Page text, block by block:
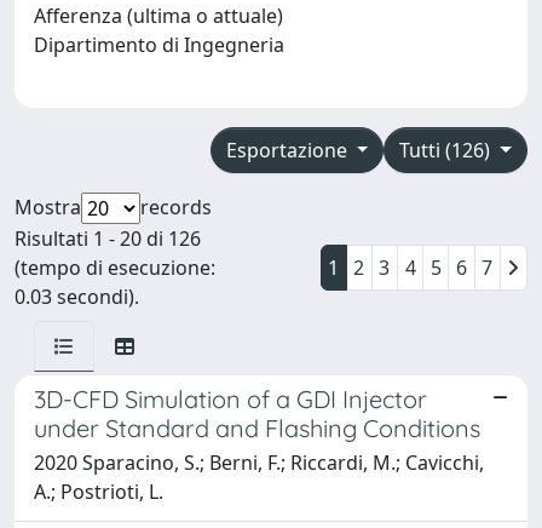
Afferenza (ultima o attuale)
Dipartimento di Ingegneria
Tutti (126)
Esportazione
Mostra
records
Risultati 1 - 20 di 126
(tempo di esecuzione:
0.03 secondi).
1 2 3 4 5 6 7
3D-CFD Simulation of a GDI Injector
under Standard and Flashing Conditions
2020 Sparacino, S.; Berni, F.; Riccardi, M.; Cavicchi,
A.; Postrioti, L.